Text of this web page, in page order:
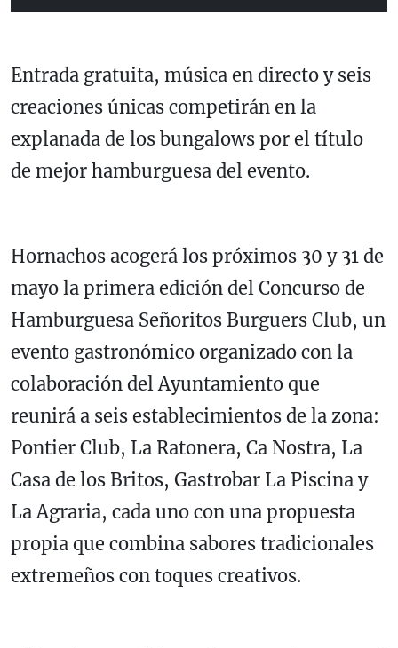
Entrada gratuita, música en directo y seis
creaciones únicas competirán en la
explanada de los bungalows por el título
de mejor hamburguesa del evento.
Hornachos acogerá los próximos 30 y 31 de
mayo la primera edición del Concurso de
Hamburguesa Señoritos Burguers Club, un
evento gastronómico organizado con la
colaboración del Ayuntamiento que
reunirá a seis establecimientos de la zona:
Pontier Club, La Ratonera, Ca Nostra, La
Casa de los Britos, Gastrobar La Piscina y
La Agraria, cada uno con una propuesta
propia que combina sabores tradicionales
extremeños con toques creativos.